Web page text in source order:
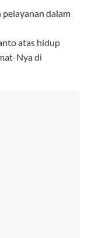
pelayanan dalam
atas hidup
Nya di